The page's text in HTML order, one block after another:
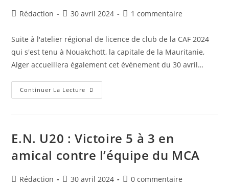
Auteur/autrice
la
publication :
Rédaction
Publication
30 avril 2024
Commentaires
publication :
1 commentaire
Suite à l'atelier régional de licence de club de la CAF 2024
qui s'est tenu à Nouakchott, la capitale de la Mauritanie,
Alger accueillera également cet événement du 30 avril…
Continuer La Lecture Alger
Est
L’atelier
Régional
Licence
De
De
La
E.N. U20 : Victoire 5 à 3 en
amical contre l’équipe du MCA
Auteur/autrice
Rédaction
Publication
30 avril 2024
Commentaires
0 commentaire